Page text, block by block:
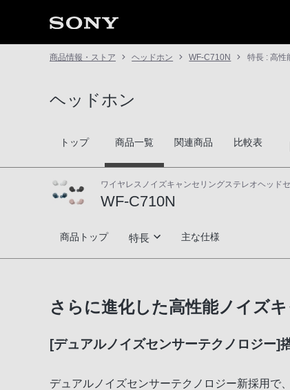
商品情報・ストア ヘッドホン WF-C710N 特長 : 高性
ヘッドホン
トップ 商品一覧 関連商品 比較表
ワイヤレスノイズキャンセリングステレオヘッド
WF-C710N
WF-C710N
商品トップ 特長
バランスの良い高音質
デザイン性と機能性の両立
長時間バッテリーと高い通話品質
主な仕様
さらに進化した高性能ノイズ
[デュアルノイズセンサーテクノロジー]
デュアルノイズセンサーテクノロジー新採用で